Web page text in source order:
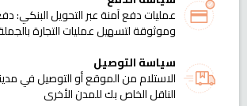
عمليات دفع آمنة عبر التحويل البنكي:
وموثوقة لتسهيل عمليات التجارة
سياسة التوصيل
الاستلام من الموقع أو التوصيل في
الناقل الخاص بك للمدن الأخرى